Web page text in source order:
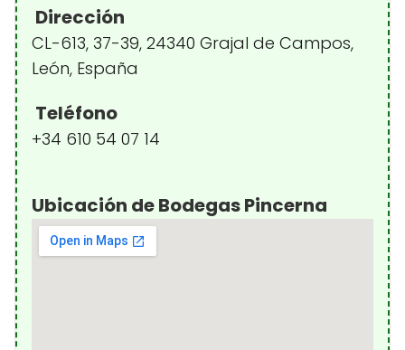
Dirección
CL-613, 37-39, 24340 Grajal de Campos,
León, España
Teléfono
+34 610 54 07 14
Ubicación de Bodegas Pincerna